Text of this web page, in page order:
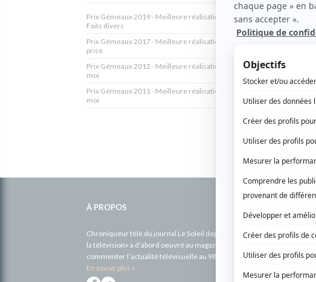
Prix Gémeaux 2019 - Meilleure réalisation série dramatique -
Faits divers
Prix Gémeaux 2017 - Meilleure réalisation comédie - Lâcher
prise
Prix Gémeaux 2012 - Meilleure réalisation comédie - Tout sur
moi
Prix Gémeaux 2011 - Meilleure réalisation comédie - Tout sur
moi
À PROPOS
Chroniqueur télé du journal Le Soleil depuis 2001, Richard Therrien
la télévision» a d’abord oeuvré au magazine TV Hebdo de 1996 à
commenter l’actualité télévisuelle au 98,5.
En savoir plus »